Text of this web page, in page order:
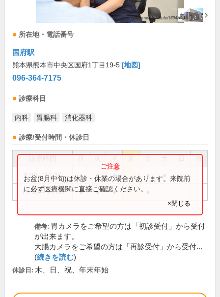
所在地・電話番号
国府駅
熊本県熊本市中央区国府1丁目19-5 [地図]
096-364-7175
診療科目
内科 胃腸科 消化器科
診療/受付時間・休診日
祝
9:00～12:30 ● ● ● ●
14:30～18:00 ● ● ●
お盆(8月中旬)は休診・休業の場合があります。来院前
に必ず医療機関に直接ご確認ください。
×閉じる
備考: 胃カメラをご希望の方は「初診受付」から受付
が出来ます。
大腸カメラをご希望の方は「再診受付」から受付...
(続きを読む)
休診日: 木、日、祝、年末年始